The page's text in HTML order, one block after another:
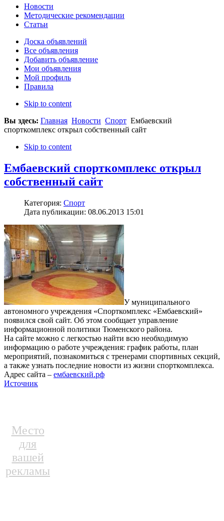
Новости
Методические рекомендации
Статьи
Доска объявлений
Все объявления
Добавить объявление
Мои объявления
Мой профиль
Правила
Skip to content
Вы здесь: Главная Новости Спорт Ембаевский
спорткомплекс открыл собственный сайт
Skip to content
Ембаевский спорткомплекс открыл
собственный сайт
Категория: Спорт
Дата публикации: 08.06.2013 15:01
У муниципального
автономного учреждения «Спорткомплекс «Ембаевский»
появился свой сайт. Об этом сообщает управление
информационной политики Тюменского района.
На сайте можно с легкостью найти всю необходимую
информацию о работе учреждения: график работы, план
мероприятий, познакомиться с тренерами спортивных секций,
а также узнать последние новости из жизни спорткомплекса.
Адрес сайта – ембаевский.рф
Источник
Место
для
вашей
рекламы